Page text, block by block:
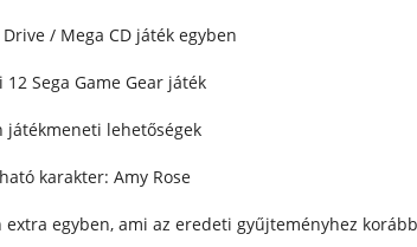
/ Mega CD játék egyben
12 Sega Game Gear játék
játékmeneti lehetőségek
karakter: Amy Rose
extra egyben, ami az eredeti gyűjteményhez